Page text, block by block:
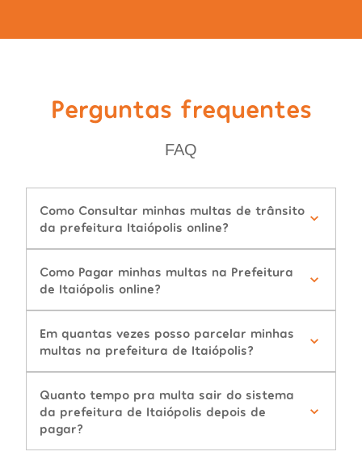
Perguntas frequentes
FAQ
Como Consultar minhas multas de trânsito
da prefeitura Itaiópolis online?
Como Pagar minhas multas na Prefeitura
de Itaiópolis online?
Em quantas vezes posso parcelar minhas
multas na prefeitura de Itaiópolis?
Quanto tempo pra multa sair do sistema
da prefeitura de Itaiópolis depois de
pagar?